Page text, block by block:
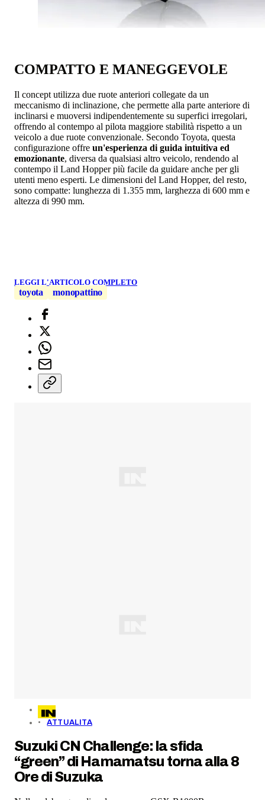
COMPATTO E MANEGGEVOLE
Il concept utilizza due ruote anteriori collegate da un
meccanismo di inclinazione, che permette alla parte anteriore di
inclinarsi e muoversi indipendentemente su superfici irregolari,
offrendo al contempo al pilota maggiore stabilità rispetto a un
veicolo a due ruote convenzionale. Secondo Toyota, questa
configurazione offre un'esperienza di guida intuitiva ed
emozionante, diversa da qualsiasi altro veicolo, rendendo al
contempo il Land Hopper più facile da guidare anche per gli
utenti meno esperti. Le dimensioni del Land Hopper, del resto,
sono compatte: lunghezza di 1.355 mm, larghezza di 600 mm e
altezza di 990 mm.
LEGGI L'ARTICOLO COMPLETO
toyota monopattino
ATTUALITA
Suzuki CN Challenge: la sfida
“green” di Hamamatsu torna alla 8
Ore di Suzuka